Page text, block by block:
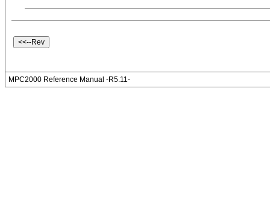
MPC2000 Reference Manual -R5.11-